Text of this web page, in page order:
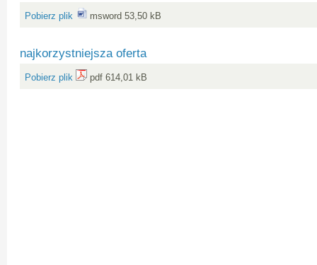
Pobierz plik msword 53,50 kB
najkorzystniejsza oferta
Pobierz plik pdf 614,01 kB